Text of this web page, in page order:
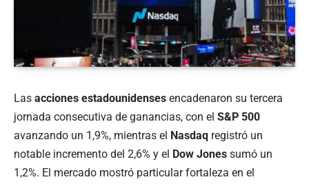
Las acciones estadounidenses encadenaron su tercera
jornada consecutiva de ganancias, con el S&P 500
avanzando un 1,9%, mientras el Nasdaq registró un
notable incremento del 2,6% y el Dow Jones sumó un
1,2%. El mercado mostró particular fortaleza en el